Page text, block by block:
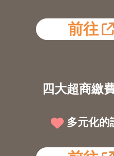
前往
四大超商繳
多元化的